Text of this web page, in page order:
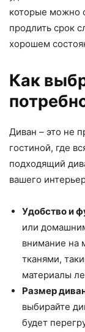
которые можно
продлить срок
хорошем
Как
Диван – это не
гостиной, где
подходящий
вашего
Удобство и
или
внимание на
тканями,
материалы
Размер
выбирайте
будет